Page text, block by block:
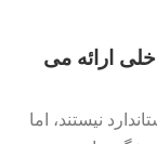
ارائه می
نیستند، اما